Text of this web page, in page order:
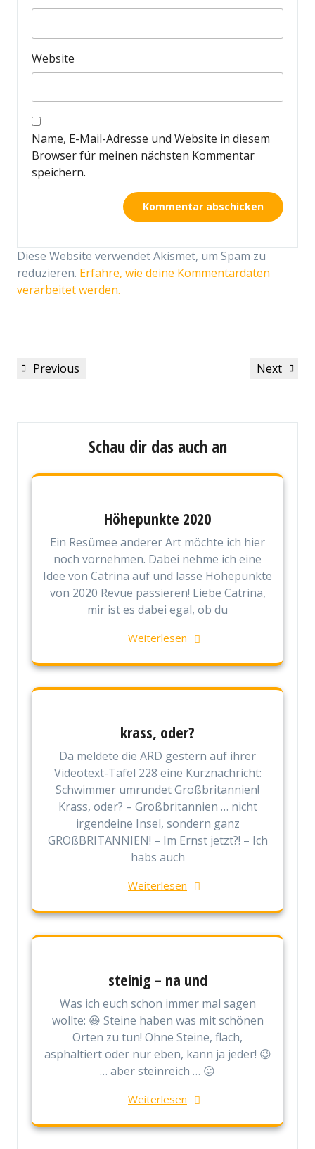
Website
Name, E-Mail-Adresse und Website in diesem
Browser für meinen nächsten Kommentar
speichern.
Diese Website verwendet Akismet, um Spam zu
reduzieren. Erfahre, wie deine Kommentardaten
verarbeitet werden.
Beitragsnavigation
Previous
Previous
Next
Next
Schau dir das auch an
Höhepunkte 2020
Ein Resümee anderer Art möchte ich hier
noch vornehmen. Dabei nehme ich eine
Idee von Catrina auf und lasse Höhepunkte
von 2020 Revue passieren! Liebe Catrina,
mir ist es dabei egal, ob du
Weiterlesen
krass, oder?
Da meldete die ARD gestern auf ihrer
Videotext-Tafel 228 eine Kurznachricht:
Schwimmer umrundet Großbritannien!
Krass, oder? – Großbritannien … nicht
irgendeine Insel, sondern ganz
GROßBRITANNIEN! – Im Ernst jetzt?! – Ich
habs auch
Weiterlesen
steinig – na und
Was ich euch schon immer mal sagen
wollte: 😆 Steine haben was mit schönen
Orten zu tun! Ohne Steine, flach,
asphaltiert oder nur eben, kann ja jeder! 😉
… aber steinreich … 😛
Weiterlesen